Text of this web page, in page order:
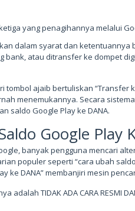
yang penagihannya melalui
dalam syarat dan ketentuannya
bank, atau ditransfer ke dompet
tombol ajaib bertuliskan “Transfer
menemukannya. Secara
saldo Google Play ke DANA.
Google Play
banyak pengguna mencari
populer seperti “cara ubah
ke DANA” membanjiri mesin
adalah TIDAK ADA CARA RESMI